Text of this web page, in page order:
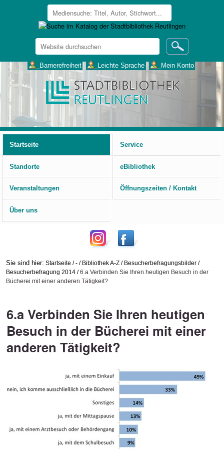
Website
durchsuchen
___Barrierefreiheit ___Leichte Sprache ___Mein Konto
Startseite
Service
Standorte eBibliothek
Veranstaltungen Öffnungszeiten / Kontakt
Über uns
Sie sind hier: Startseite /- / Bibliothek A-Z / Besucherbefragungsbilder /
Besucherbefragung 2014 /6.a Verbinden Sie Ihren heutigen Besuch in der
Bücherei mit einer anderen Tätigkeit?
6.a Verbinden Sie Ihren heutigen
Besuch in der Bücherei mit einer
anderen Tätigkeit?